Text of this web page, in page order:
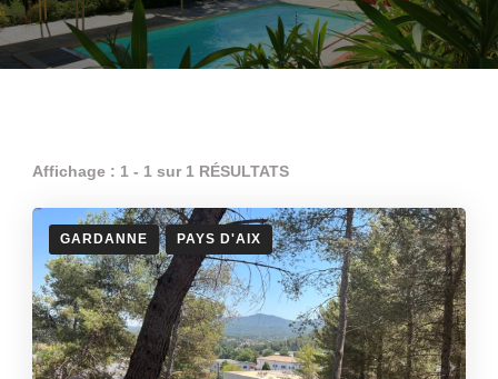
Affichage : 1 - 1 sur 1 RÉSULTATS
GARDANNE PAYS D'AIX